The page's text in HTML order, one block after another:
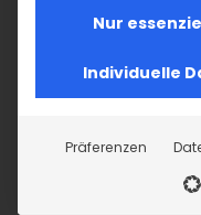
Nur
Individuelle
Präferenzen